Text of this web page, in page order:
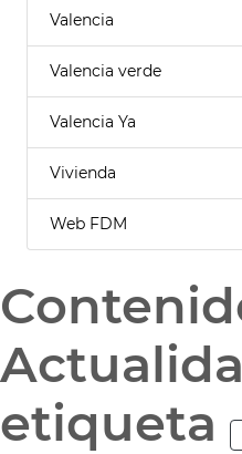
Valencia
Valencia verde
Valencia Ya
Vivienda
Web FDM
etiqueta